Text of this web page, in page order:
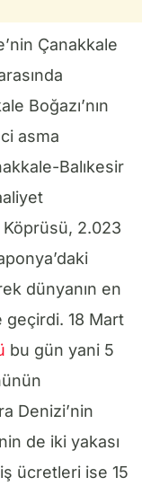
Çanakkale
Boğazı’nın
asma
Balıkesir
2.023
dünyanın en
geçirdi. 18 Mart
bu gün yani 5
Denizi’nin
de iki yakası
ücretleri ise 15